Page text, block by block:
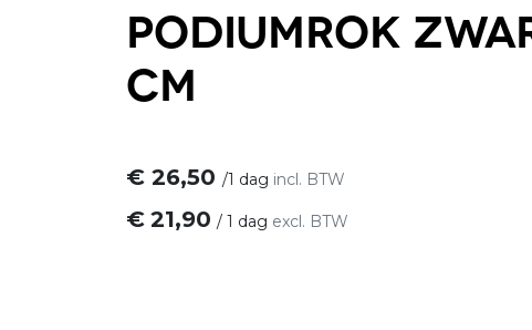
Podiumrok
cm
€ 26,50 /1 dag incl. BTW
€ 21,90 / 1 dag excl. BTW